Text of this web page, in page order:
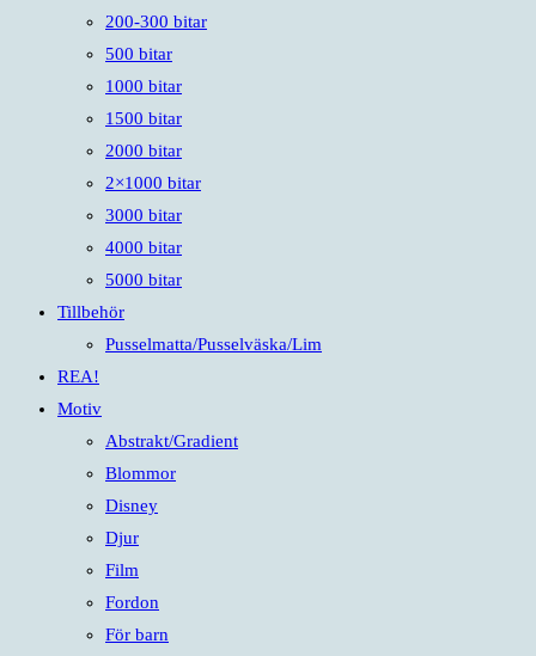
200-300 bitar
500 bitar
1000 bitar
1500 bitar
2000 bitar
2×1000 bitar
3000 bitar
4000 bitar
5000 bitar
Tillbehör
Pusselmatta/Pusselväska/Lim
REA!
Motiv
Abstrakt/Gradient
Blommor
Disney
Djur
Film
Fordon
För barn